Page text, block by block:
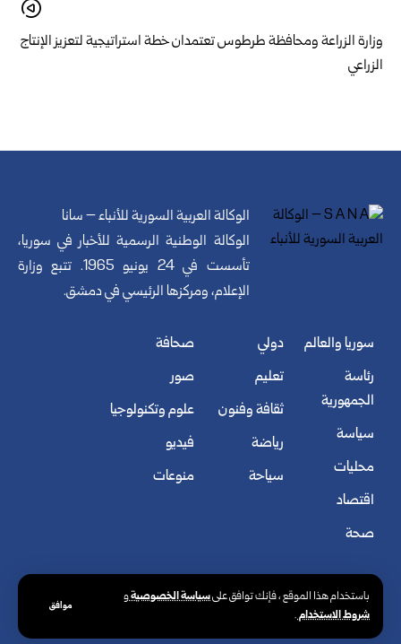
باستخدام هذا الموقع ، فإنك توافق علىسياسة الخصوصيةو
شروط الاستخدام.
موافق
وزارة الزراعة ومحافظة طرطوس تعتمدان خطة استراتيجية لتعزيز الإنتاج
الزراعي
الوكالة العربية السورية للأنباء – سانا
الوكالة الوطنية الرسمية للأخبار في سوريا،
تأسست في 24 يونيو 1965. تتبع وزارة
الإعلام، ومركزها الرئيسي في دمشق.
سوريا والعالم
رئاسة
الجمهورية
سياسة
محليات
اقتصاد
صحة
دولي
تعليم
ثقافة وفنون
رياضة
سياحة
صحافة
صور
علوم وتكنولوجيا
فيديو
منوعات
© الوكالة العربية السورية للأنباء. كافة الحقوق محفوظة.